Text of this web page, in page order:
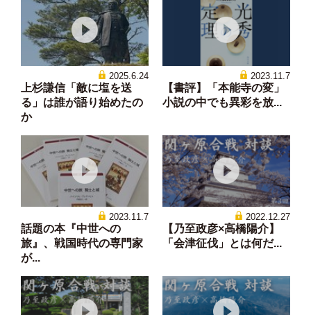
2025.6.24
上杉謙信「敵に塩を送
る」は誰が語り始めたの
か
2023.11.7
【書評】「本能寺の変」
小説の中でも異彩を放...
2023.11.7
話題の本『中世への
旅』、戦国時代の専門家
が...
2022.12.27
【乃至政彦×高橋陽介】
「会津征伐」とは何だ...